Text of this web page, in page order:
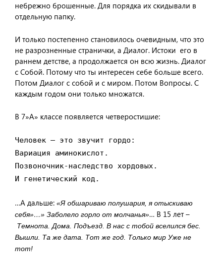
небрежно брошенные. Для порядка их скидывали в
отдельную папку.
И только постепенно становилось очевидным, что это
не разрозненные странички, а Диалог. Истоки его в
раннем детстве, а продолжается он всю жизнь. Диалог
с Собой. Потому что ты интересен себе больше всего.
Потом Диалог с собой и с миром. Потом Вопросы. С
каждым годом они только множатся.
В 7»А» классе появляется четверостишие:
Человек – это звучит гордо:
Вариация аминокислот.
Позвоночник-наследство хордовых.
И генетический код.
…А дальше: «Я обшариваю полушария, я отыскиваю
себя»…» Заболело горло от молчанья»… В 15 лет –
Темнота. Дома. Подъезд. В нас с тобой вселился бес.
Вышли. Та же дата. Тот же год. Только мир Уже не
тот!